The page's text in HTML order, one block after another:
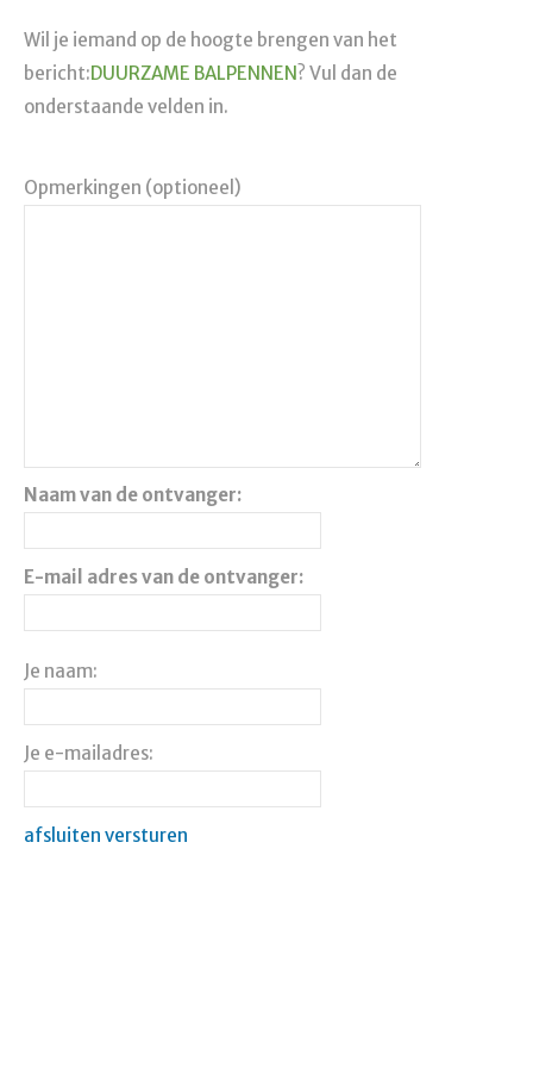
Wil je iemand op de hoogte brengen van het
bericht:DUURZAME BALPENNEN? Vul dan de
onderstaande velden in.
Opmerkingen (optioneel)
Naam van de ontvanger:
E-mail adres van de ontvanger:
Je naam:
Je e-mailadres:
afsluiten versturen